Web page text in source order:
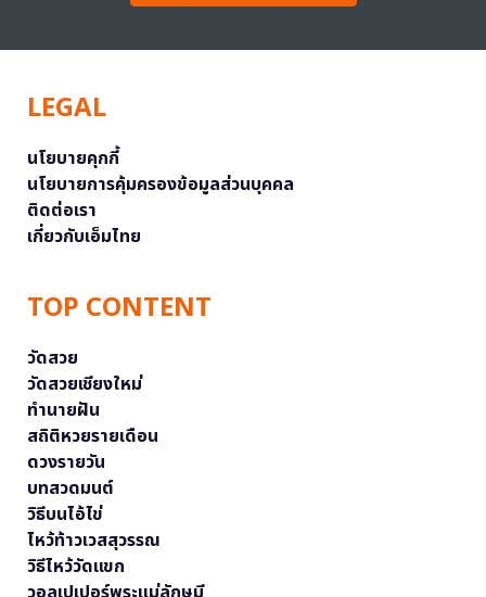
LEGAL
นโยบายคุกกี้
นโยบายการคุ้มครองข้อมูลส่วนบุคคล
ติดต่อเรา
เกี่ยวกับเอ็มไทย
TOP CONTENT
วัดสวย
วัดสวยเชียงใหม่
ทำนายฝัน
สถิติหวยรายเดือน
ดวงรายวัน
บทสวดมนต์
วิธีบนไอ้ไข่
ไหว้ท้าวเวสสุวรรณ
วิธีไหว้วัดแขก